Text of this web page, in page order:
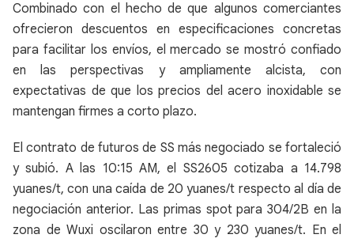
Combinado con el hecho de que algunos comerciantes
ofrecieron descuentos en especificaciones concretas
para facilitar los envíos, el mercado se mostró confiado
en las perspectivas y ampliamente alcista, con
expectativas de que los precios del acero inoxidable se
mantengan firmes a corto plazo.
El contrato de futuros de SS más negociado se fortaleció
y subió. A las 10:15 AM, el SS2605 cotizaba a 14.798
yuanes/t, con una caída de 20 yuanes/t respecto al día de
negociación anterior. Las primas spot para 304/2B en la
zona de Wuxi oscilaron entre 30 y 230 yuanes/t. En el